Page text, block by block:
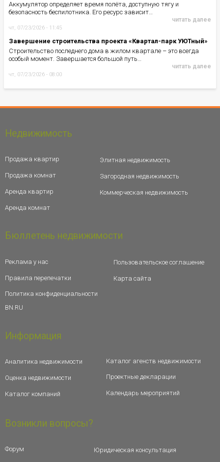
Аккумулятор определяет время полёта, доступную тягу и
безопасность беспилотника. Его ресурс зависит…
читать далее
чт, 07/23/2026 - 11:45
Завершение строительства проекта «Квартал-парк УЮТный»
Строительство последнего дома в жилом квартале – это всегда
особый момент. Завершается большой путь…
читать далее
чт, 07/23/2026 - 08:00
Недвижимость
Продажа квартир
Продажа комнат
Аренда квартир
Аренда комнат
Элитная недвижимость
Загородная недвижимость
Коммерческая недвижимость
Бюллетень недвижимости
Реклама у нас
Правила перепечатки
Политика конфиденциальности
BN.RU
Пользовательское соглашение
Карта сайта
Информация
Аналитика недвижимости
Оценка недвижимости
Каталог компаний
Каталог агенств недвижимости
Проектные декларации
Календарь мероприятий
Возникли вопросы?
Форум Юридическая консультация